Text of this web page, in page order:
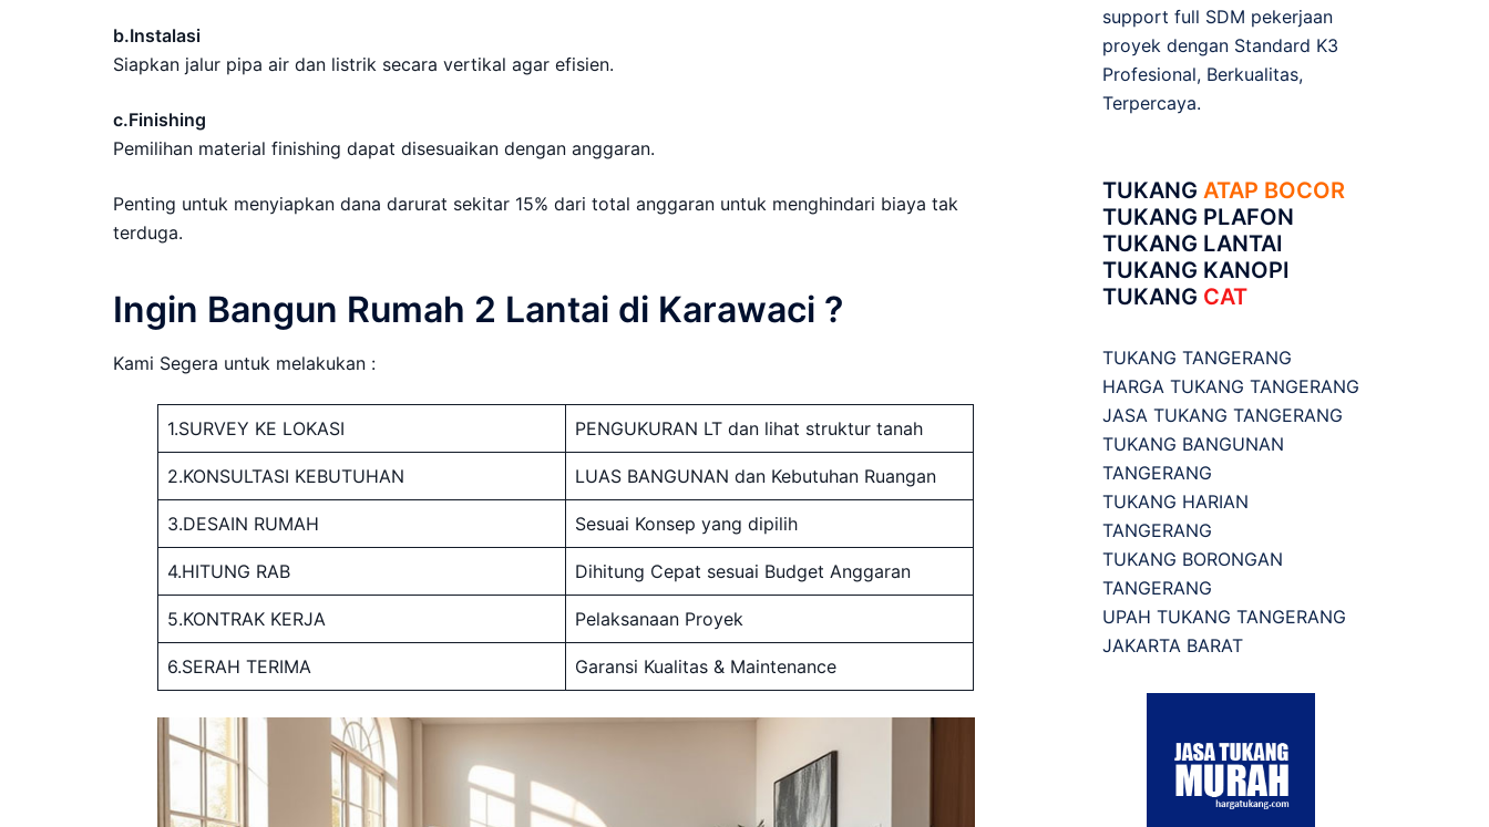
b.Instalasi
Siapkan jalur pipa air dan listrik secara vertikal agar efisien.
c.Finishing
Pemilihan material finishing dapat disesuaikan dengan anggaran.
Penting untuk menyiapkan dana darurat sekitar 15% dari total anggaran untuk menghindari biaya tak
terduga.
Ingin Bangun Rumah 2 Lantai di Karawaci ?
Kami Segera untuk melakukan :
1.SURVEY KE LOKASI PENGUKURAN LT dan lihat struktur tanah
2.KONSULTASI KEBUTUHAN LUAS BANGUNAN dan Kebutuhan Ruangan
3.DESAIN RUMAH Sesuai Konsep yang dipilih
4.HITUNG RAB Dihitung Cepat sesuai Budget Anggaran
5.KONTRAK KERJA Pelaksanaan Proyek
6.SERAH TERIMA Garansi Kualitas & Maintenance
support full SDM pekerjaan
proyek dengan Standard K3
Profesional, Berkualitas,
Terpercaya.
TUKANG ATAP BOCOR
TUKANG PLAFON
TUKANG LANTAI
TUKANG KANOPI
TUKANG CAT
TUKANG TANGERANG
HARGA TUKANG TANGERANG
JASA TUKANG TANGERANG
TUKANG BANGUNAN
TANGERANG
TUKANG HARIAN
TANGERANG
TUKANG BORONGAN
TANGERANG
UPAH TUKANG TANGERANG
JAKARTA BARAT